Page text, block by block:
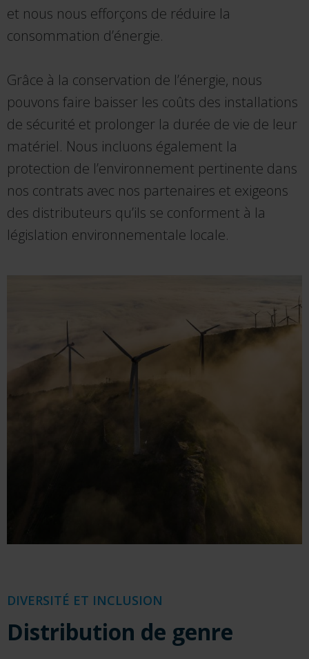
et nous nous efforçons de réduire la
consommation d’énergie.
Grâce à la conservation de l’énergie, nous
pouvons faire baisser les coûts des installations
de sécurité et prolonger la durée de vie de leur
matériel. Nous incluons également la
protection de l’environnement pertinente dans
nos contrats avec nos partenaires et exigeons
des distributeurs qu’ils se conforment à la
législation environnementale locale.
DIVERSITÉ ET INCLUSION
Distribution de genre